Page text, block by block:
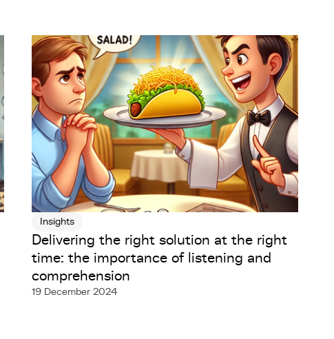
Insights
Delivering the right solution at the right
time: the importance of listening and
comprehension
19 December 2024